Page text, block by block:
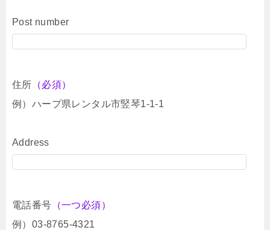
Post number
住所 （必須）
例）ハープ県レンタル市竪琴1-1-1
Address
電話番号 （一つ必須）
例）03-8765-4321